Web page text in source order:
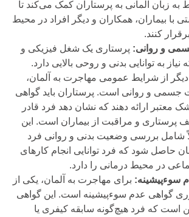
زبان آلمانی به پرستاران کمک می‌کند تا
با بیماران، همکاران و دیگر افراد در محیط
کنند.
و روانی:پرستاری یک شغل فیزیکی و
به توانایی بدنی و روحی بالایی دارد.
دیگر از شرایط عمومی مهاجرت به آلمان،
و روانی است. پرستاران باید گواهی
معتبر ارائه دهند که نشان دهد فرد قادر
پرستاری و مراقبت از بیماران است. این
شامل بررسی وضعیت بدنی و روانی فرد
حاصل شود که فرد توانایی انجام کارهای
در محیط درمانی را دارد.
برای مهاجرت به آلمان، یکی از
گواهی عدم سوء‌پیشینه است. این گواهی
است که فرد هیچ‌گونه سابقه کیفری یا